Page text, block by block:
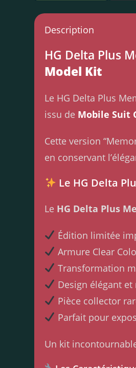
Description
HG Delta Plus
Model Kit
Le HG Delta Plus
issu de Mobile Suit
Cette version
en conservant
Le HG Delta
Le HG Delta Plus
Édition limitée
Armure Clear
Transformation
Design élégant
Pièce collector
Parfait pour
Un kit